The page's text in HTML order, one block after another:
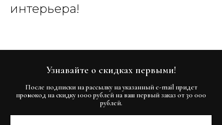
интерьера!
Узнавайте о скидках первыми!
После подписки на рассылку на указанный e-mail придет
промокод на скидку 1000 рублей на ваш первый заказ от 30 000
рублей.